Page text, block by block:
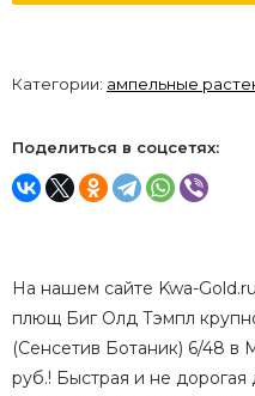
Категории: ампельные
Поделиться в соцсетях:
На нашем сайте Kwa-
плющ Биг Олд Тэмпл
(Сенсетив Ботаник) 6/48 в
руб.! Быстрая и не